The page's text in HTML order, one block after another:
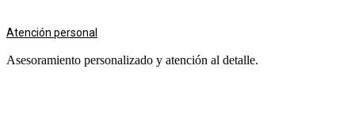
Atención personal
Asesoramiento personalizado y atención al detalle.